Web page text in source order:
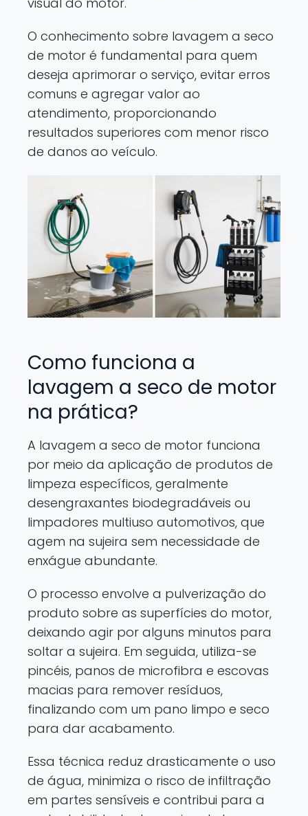
O conhecimento sobre lavagem a seco
de motor é fundamental para quem
deseja aprimorar o serviço, evitar erros
comuns e agregar valor ao
atendimento, proporcionando
resultados superiores com menor risco
de danos ao veículo.
Como funciona a
lavagem a seco de motor
na prática?
A lavagem a seco de motor funciona
por meio da aplicação de produtos de
limpeza específicos, geralmente
desengraxantes biodegradáveis ou
limpadores multiuso automotivos, que
agem na sujeira sem necessidade de
enxágue abundante.
O processo envolve a pulverização do
produto sobre as superfícies do motor,
deixando agir por alguns minutos para
soltar a sujeira. Em seguida, utiliza-se
pincéis, panos de microfibra e escovas
macias para remover resíduos,
finalizando com um pano limpo e seco
para dar acabamento.
Essa técnica reduz drasticamente o uso
de água, minimiza o risco de infiltração
em partes sensíveis e contribui para a